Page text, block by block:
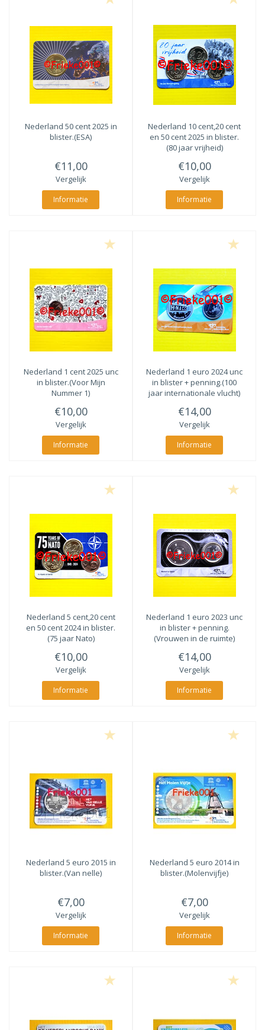
Nederland 50 cent 2025 in
blister.(ESA)
€11,00
Vergelijk
Informatie
Nederland 10 cent,20 cent
en 50 cent 2025 in blister.
(80 jaar vrijheid)
€10,00
Vergelijk
Informatie
Nederland 1 cent 2025 unc
in blister.(Voor Mijn
Nummer 1)
€10,00
Vergelijk
Informatie
Nederland 1 euro 2024 unc
in blister + penning.(100
jaar internationale vlucht)
€14,00
Vergelijk
Informatie
Nederland 5 cent,20 cent
en 50 cent 2024 in blister.
(75 jaar Nato)
€10,00
Vergelijk
Informatie
Nederland 1 euro 2023 unc
in blister + penning.
(Vrouwen in de ruimte)
€14,00
Vergelijk
Informatie
Nederland 5 euro 2015 in
blister.(Van nelle)
€7,00
Vergelijk
Informatie
Nederland 5 euro 2014 in
blister.(Molenvijfje)
€7,00
Vergelijk
Informatie